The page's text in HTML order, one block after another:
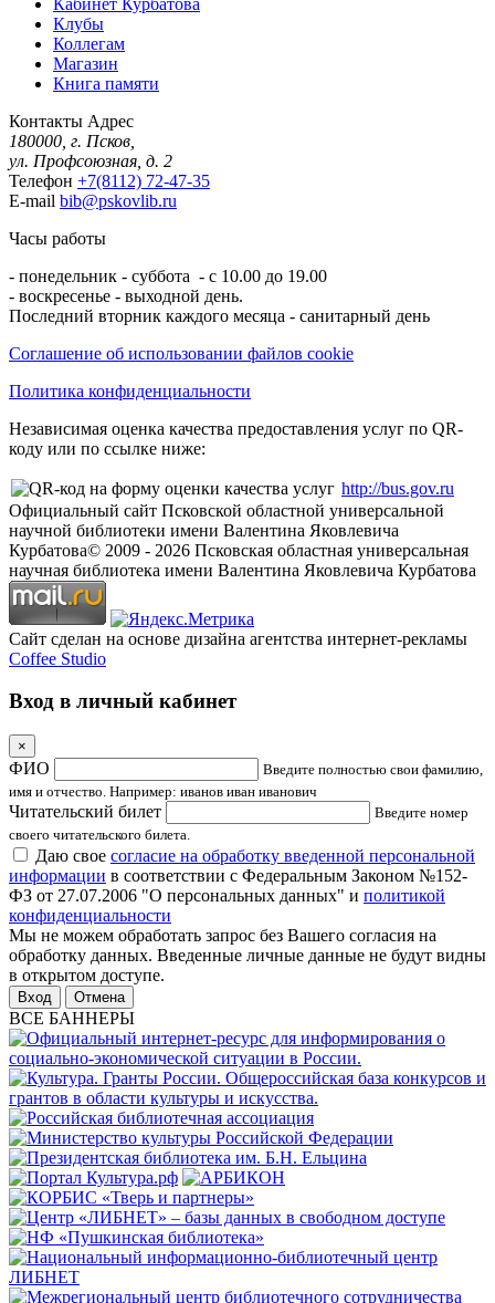
Клубы
Коллегам
Магазин
Книга памяти
Контакты Адрес
180000, г. Псков,
ул. Профсоюзная, д. 2
Телефон +7(8112) 72-47-35
E-mail bib@pskovlib.ru
Часы работы
- понедельник - суббота - с 10.00 до 19.00
- воскресенье - выходной день.
Последний вторник каждого месяца - санитарный день
Соглашение об использовании файлов cookie
Политика конфиденциальности
Независимая оценка качества предоставления услуг по QR-
коду или по ссылке ниже:
http://bus.gov.ru
Официальный сайт Псковской областной универсальной
научной библиотеки имени Валентина Яковлевича
Курбатова© 2009 - 2026 Псковская областная универсальная
научная библиотека имени Валентина Яковлевича Курбатова
Сайт сделан на основе дизайна агентства интернет-рекламы
Coffee Studio
Вход в личный кабинет
×
ФИО
Введите полностью свои фамилию,
имя и отчество. Например: иванов иван иванович
Читательский билет
Введите номер
своего читательского билета.
Даю свое согласие на обработку введенной персональной
информации в соответствии с Федеральным Законом №152-
ФЗ от 27.07.2006 "О персональных данных" и политикой
конфиденциальности
Мы не можем обработать запрос без Вашего согласия на
обработку данных. Введенные личные данные не будут видны
в открытом доступе.
Отмена
ВСЕ БАННЕРЫ